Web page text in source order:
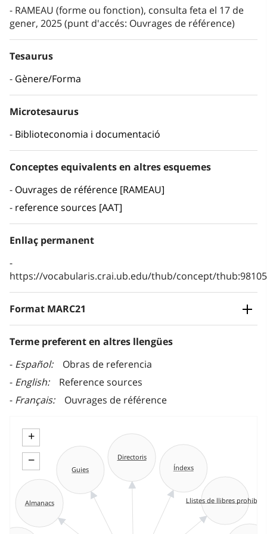
RAMEAU (forme ou fonction), consulta feta el 17 de
gener, 2025 (punt d'accés: Ouvrages de référence)
Tesaurus
Gènere/Forma
Microtesaurus
Biblioteconomia i documentació
Conceptes equivalents en altres esquemes
Ouvrages de référence [RAMEAU]
reference sources [AAT]
Enllaç permanent
https://vocabularis.crai.ub.edu/thub/concept/
Format MARC21
Terme preferent en altres llengües
Español
Obras de referencia
English
Reference sources
Français
Ouvrages de référence
+
−
Índexs
Almanacs
Directoris
Guies
Llistes de llibres prohibits